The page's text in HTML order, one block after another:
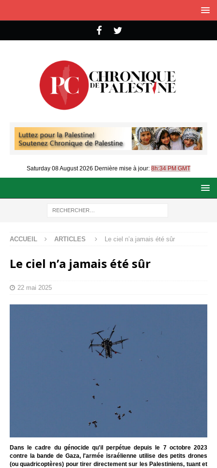
Saturday 08 August 2026 Dernière mise à jour: 8h:34 PM GMT
ACCUEIL ARTICLES Le ciel n’a jamais été sûr
Le ciel n’a jamais été sûr
22 mai 2025
Dans le cadre du génocide qu'il perpétue depuis le 7 octobre 2023
contre la bande de Gaza, l'armée israélienne utilise des petits drones
(ou quadricoptères) pour tirer directement sur les Palestiniens, tuant et